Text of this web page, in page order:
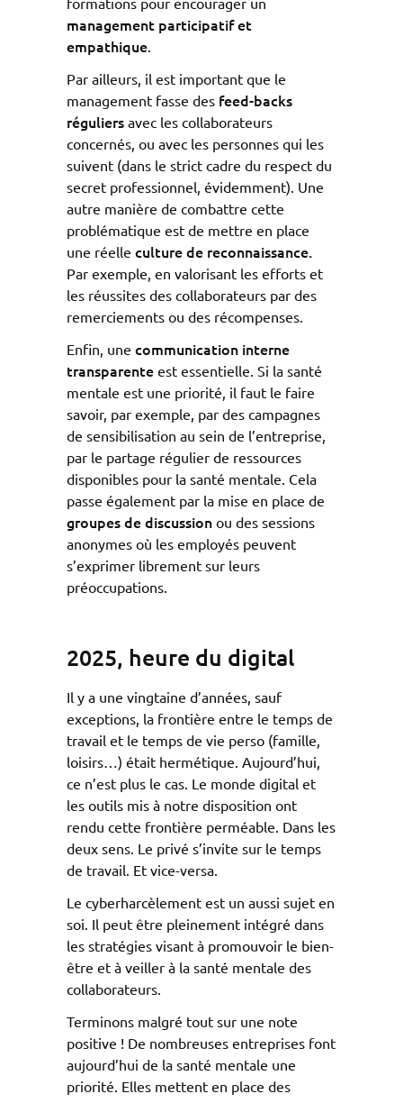
management participatif et
empathique
Par ailleurs, il est important que le
management fasse des feed-backs
réguliers avec les collaborateurs
concernés, ou avec les personnes qui les
suivent (dans le strict cadre du respect du
secret professionnel, évidemment). Une
autre manière de combattre cette
problématique est de mettre en place
une réelle culture de reconnaissance.
Par exemple, en valorisant les efforts et
les réussites des collaborateurs par des
remerciements ou des récompenses.
Enfin, une communication interne
transparente est essentielle. Si la santé
mentale est une priorité, il faut le faire
savoir, par exemple, par des campagnes
de sensibilisation au sein de l’entreprise,
par le partage régulier de ressources
disponibles pour la santé mentale. Cela
passe également par la mise en place de
groupes dediscussion ou des sessions
anonymes où les employés peuvent
s’exprimer librement sur leurs
préoccupations.
2025, heure du digital
Il y a une vingtaine d’années, sauf
exceptions, la frontière entre le temps de
travail et le temps de vie perso (famille,
loisirs…) était hermétique. Aujourd’hui,
ce n’est plus le cas. Le monde digital et
les outils mis à notre disposition ont
rendu cette frontière perméable. Dans les
deux sens. Le privé s’invite sur le temps
de travail. Et vice-versa.
Le cyberharcèlement est un aussi sujet en
soi. Il peut être pleinement intégré dans
les stratégies visant à promouvoir le bien-
être et à veiller à la santé mentale des
collaborateurs.
Terminons malgré tout sur une note
positive ! De nombreuses entreprises font
aujourd’hui de la santé mentale une
priorité. Elles mettent en place des